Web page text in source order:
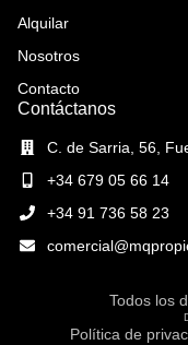
Alquilar
Nosotros
Contacto
Contáctanos
C. de Sarria, 56,
+34 679 05 66 14
+34 91 736 58 23
Todos los
Política de